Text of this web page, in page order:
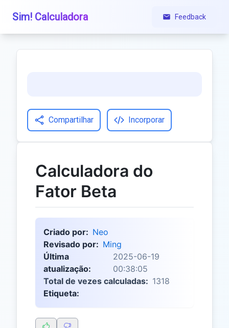
Sim! Calculadora Feedback
Compartilhar Incorporar
Calculadora do
Fator Beta
Criado por: Neo
Revisado por: Ming
Última
atualização:
2025-06-19
00:38:05
Total de vezes calculadas: 1318
Etiqueta: